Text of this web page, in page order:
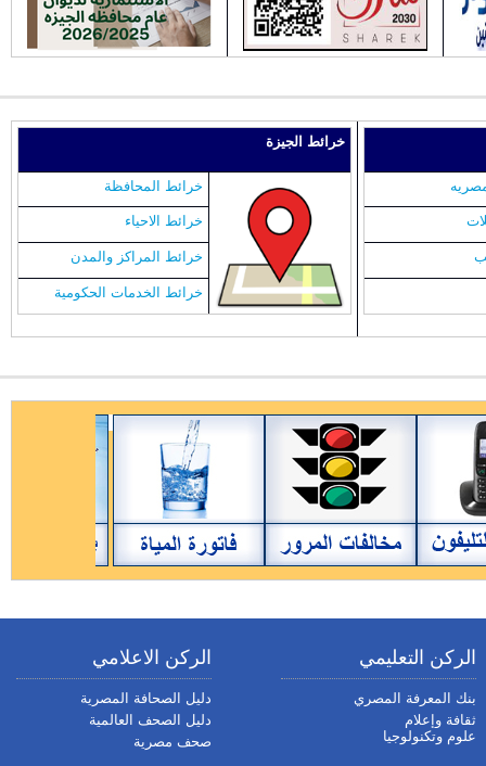
خرائط الجيزة
خرائط المحافظة
خرائط الاحياء
خرائط المراكز والمدن
خرائط الخدمات الحكومية
الركن الاعلامي
دليل الصحافة المصرية
دليل الصحف العالمية
صحف مصرية
الركن التعليمي
بنك المعرفة المصري
ثقافة وإعلام
علوم وتكنولوجيا